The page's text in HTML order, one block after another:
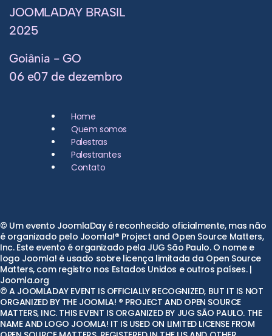
JOOMLADAY BRASIL
2025
Goiânia - GO
06 e07 de dezembro
Home
Quem somos
Palestras
Palestrantes
Contato
© Um evento JoomlaDay é reconhecido oficialmente, mas não
é organizado pelo Joomla!® Project and Open Source Matters,
Inc. Este evento é organizado pela JUG São Paulo. O nome e
logo Joomla! é usado sobre licença limitada da Open Source
Matters, com registro nos Estados Unidos e outros países. |
Joomla.org
© A JOOMLADAY EVENT IS OFFICIALLY RECOGNIZED, BUT IT IS NOT
ORGANIZED BY THE JOOMLA! ® PROJECT AND OPEN SOURCE
MATTERS, INC. THIS EVENT IS ORGANIZED BY JUG SÃO PAULO. THE
NAME AND LOGO JOOMLA! IT IS USED ON LIMITED LICENSE FROM